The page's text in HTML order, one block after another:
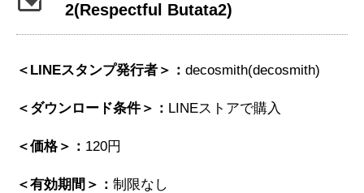
2(Respectful Butata2)
＜LINEスタンプ発行者＞： decosmith(decosmith)
＜ダウンロード条件＞： LINEストアで購入
＜価格＞： 120円
＜有効期間＞： 制限なし